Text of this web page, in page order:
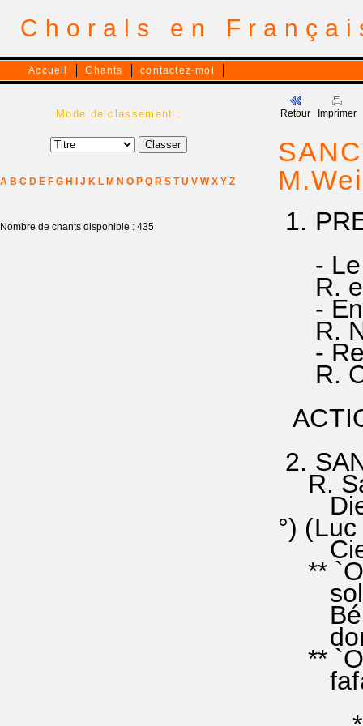
Chorals en
Accueil Chants contactez-moi
Mode de classement :
A B C D E F G H J K L M N O P Q R S T U V W X Y Z
Nombre de chants disponible : 435
Retour Imprimer
1.
- Le
R. et
- En
R.
-
R.
2.
R.
Dieu
°)
Ciel
** `O
**